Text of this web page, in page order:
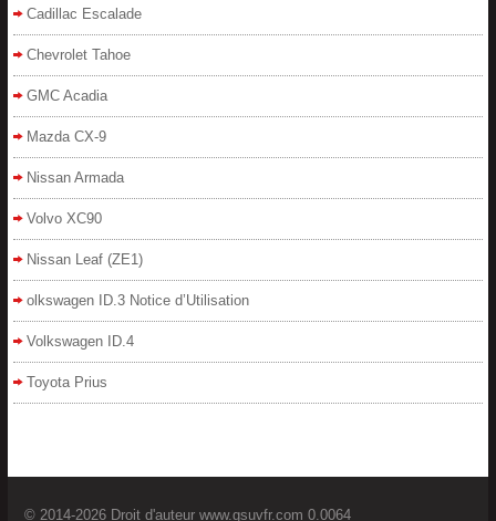
Cadillac Escalade
Chevrolet Tahoe
GMC Acadia
Mazda CX-9
Nissan Armada
Volvo XC90
Nissan Leaf (ZE1)
olkswagen ID.3 Notice d’Utilisation
Volkswagen ID.4
Toyota Prius
© 2014-2026 Droit d'auteur www.gsuvfr.com 0.0064